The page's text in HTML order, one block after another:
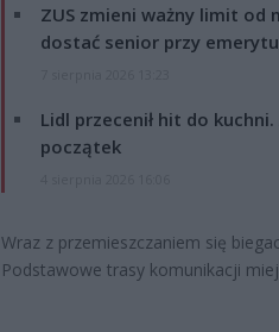
ZUS zmieni ważny limit od
dostać senior przy
Lidl przecenił hit do
początek
Wraz z przemieszczaniem się
Podstawowe trasy komunikacji